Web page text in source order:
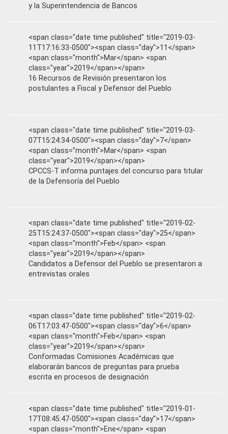
y la Superintendencia de Bancos
<span class="date time published" title="2019-03-
11T17:16:33-0500"><span class="day">11</span>
<span class="month">Mar</span> <span
class="year">2019</span></span>
16 Recursos de Revisión presentaron los
postulantes a Fiscal y Defensor del Pueblo
<span class="date time published" title="2019-03-
07T15:24:34-0500"><span class="day">7</span>
<span class="month">Mar</span> <span
class="year">2019</span></span>
CPCCS-T informa puntajes del concurso para titular
de la Defensoría del Pueblo
<span class="date time published" title="2019-02-
25T15:24:37-0500"><span class="day">25</span>
<span class="month">Feb</span> <span
class="year">2019</span></span>
Candidatos a Defensor del Pueblo se presentaron a
entrevistas orales
<span class="date time published" title="2019-02-
06T17:03:47-0500"><span class="day">6</span>
<span class="month">Feb</span> <span
class="year">2019</span></span>
Conformadas Comisiones Académicas que
elaborarán bancos de preguntas para prueba
escrita en procesos de designación
<span class="date time published" title="2019-01-
17T08:45:47-0500"><span class="day">17</span>
<span class="month">Ene</span> <span